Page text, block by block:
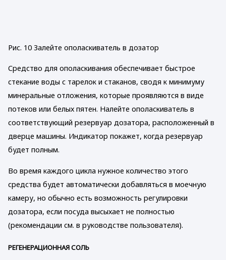
Рис. 10 Залейте ополаскиватель в дозатор
Средство для ополаскивания обеспечивает быстрое
стекание воды с тарелок и стаканов, сводя к минимуму
минеральные отложения, которые проявляются в виде
потеков или белых пятен. Налейте ополаскиватель в
соответствующий резервуар дозатора, расположенный в
дверце машины. Индикатор покажет, когда резервуар
будет полным.
Во время каждого цикла нужное количество этого
средства будет автоматически добавляться в моечную
камеру, но обычно есть возможность регулировки
дозатора, если посуда высыхает не полностью
(рекомендации см. в руководстве пользователя).
РЕГЕНЕРАЦИОННАЯ СОЛЬ